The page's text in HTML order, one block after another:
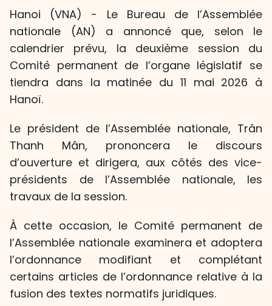
Hanoi (VNA) - Le Bureau de l’Assemblée
nationale (AN) a annoncé que, selon le
calendrier prévu, la deuxième session du
Comité permanent de l’organe législatif se
tiendra dans la matinée du 11 mai 2026 à
Hanoï.
Le président de l’Assemblée nationale, Trân
Thanh Mân, prononcera le discours
d’ouverture et dirigera, aux côtés des vice-
présidents de l’Assemblée nationale, les
travaux de la session.
À cette occasion, le Comité permanent de
l’Assemblée nationale examinera et adoptera
l’ordonnance modifiant et complétant
certains articles de l’ordonnance relative à la
fusion des textes normatifs juridiques.